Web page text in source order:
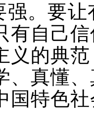
强。要
有自己
义的典
、真懂
国特色